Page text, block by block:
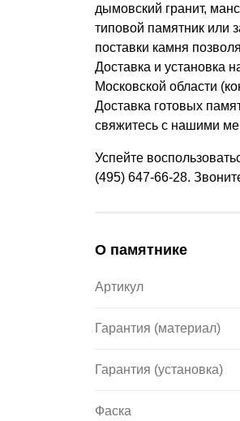
дымовский гранит,
типовой памятник или
поставки камня
Доставка и установка
Московской области
Доставка готовых
свяжитесь с нашими
Успейте
(495) 647-66-28.
О памятнике
Артикул
Гарантия (материал)
Гарантия (установка)
Фаска